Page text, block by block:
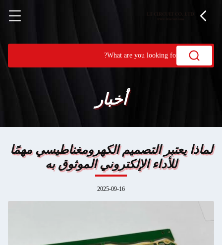
أخبار
لماذا يعتبر التصميم الكهرومغناطيسي مهمًا
للأداء الإلكتروني الموثوق به
2025-09-16